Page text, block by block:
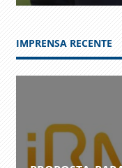
IMPRENSA RECENTE